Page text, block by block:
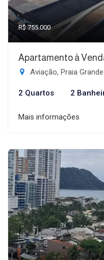
R$ 755.000
Apartamento à
Aviação, Praia
2 Quartos 2
Mais informações